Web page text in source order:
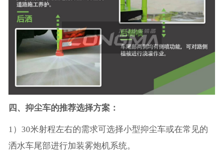
四、抑尘车的推荐选择方案：
1）30米射程左右的需求可选择小型抑尘车或在常见的
洒水车尾部进行加装雾炮机系统。